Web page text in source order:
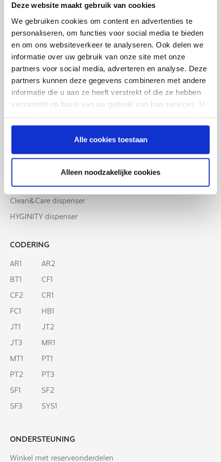
Deze website maakt gebruik van cookies
We gebruiken cookies om content en advertenties te
personaliseren, om functies voor social media te bieden
en om ons websiteverkeer te analyseren. Ook delen we
informatie over uw gebruik van onze site met onze
partners voor social media, adverteren en analyse. Deze
partners kunnen deze gegevens combineren met andere
informatie die u aan ze heeft verstrekt of die ze hebben
verzameld op basis van uw gebruik van hun services. U
gebruiken.
Alle cookies toestaan
Alleen noodzakelijke cookies
Handdoekrollen
Toiletpapier
Poetsrollen
Onderzoekstafelpapier
Keukenrollen
Facial tissues
Zakdoeken
Hygiënepapier dispenser
Clean&Care dispenser
HYGINITY dispenser
CODERING
AR1
AR2
BT1
CF1
CF2
CR1
FC1
HB1
JT1
JT2
JT3
MR1
MT1
PT1
PT2
PT3
SF1
SF2
SF3
SYS1
ONDERSTEUNING
Winkel met reserveonderdelen